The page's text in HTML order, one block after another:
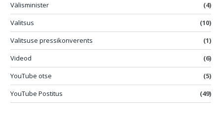
Välisminister
(4)
Valitsus
(10)
Valitsuse pressikonverents
(1)
Videod
(6)
YouTube otse
(5)
YouTube Postitus
(49)